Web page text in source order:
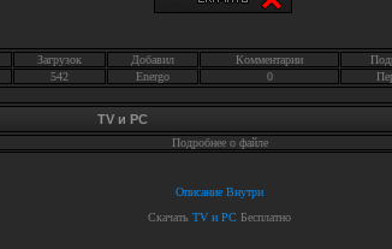
Загрузок Добавил Комментарии
542 Energo 0
TV и PC
Подробнее о файле
Описание Внутри
Скачать TV и PC Бесплатно